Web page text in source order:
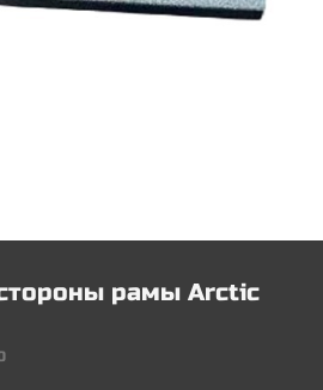
рамы Arctic